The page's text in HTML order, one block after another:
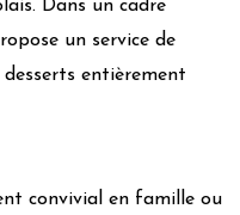
Dans un cadre
un service de
entièrement
convivial en famille ou